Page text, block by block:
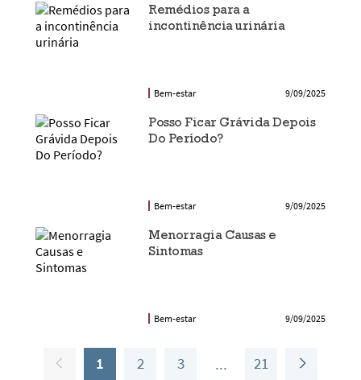
Remédios para a
incontinência urinária
Bem-estar 9/09/2025
Posso Ficar Grávida Depois
Do Período?
Bem-estar 9/09/2025
Menorragia Causas e
Sintomas
Bem-estar 9/09/2025
1 2 3 21